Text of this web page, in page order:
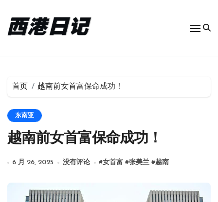
首页 越南前女首富保命成功！
东南亚
越南前女首富保命成功！
6 月 26, 2025 没有评论 #女首富 #张美兰 #越南